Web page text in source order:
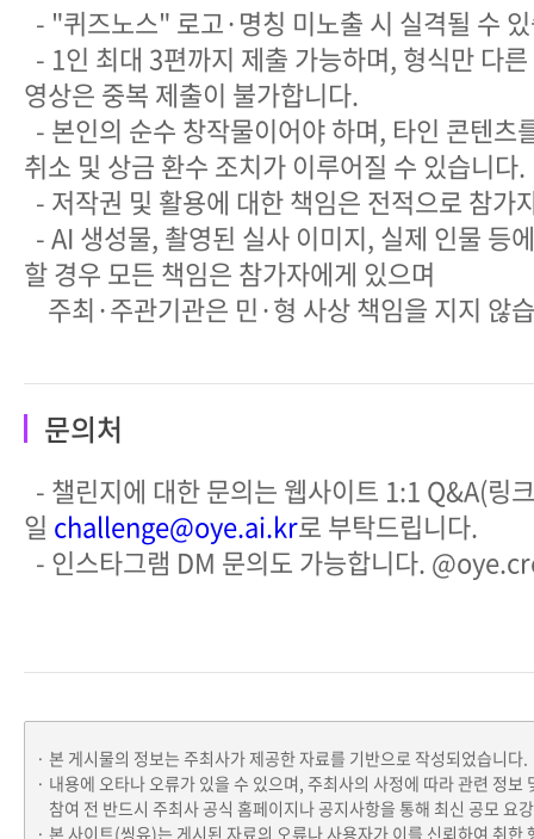
- "퀴즈노스" 로고·명칭 미노출 시 실격될 수
- 1인 최대 3편까지 제출 가능하며, 형식만 다
영상은 중복 제출이 불가합니다.
- 본인의 순수 창작물이어야 하며, 타인 콘텐츠
취소 및 상금 환수 조치가 이루어질 수 있습니다.
- 저작권 및 활용에 대한 책임은 전적으로 참가
- AI 생성물, 촬영된 실사 이미지, 실제 인물 등
할 경우 모든 책임은 참가자에게 있으며
주최·주관기관은 민·형 사상 책임을 지지 않
문의처
- 챌린지에 대한 문의는 웹사이트 1:1 Q&A(링
일 challenge@oye.ai.kr로 부탁드립니다.
- 인스타그램 DM 문의도 가능합니다.
본 게시물의 정보는 주최사가 제공한 자료를 기반으로 작성되었습니다.
내용에 오타나 오류가 있을 수 있으며, 주최사의 사정에 따라 관련 정보
참여 전 반드시 주최사 공식 홈페이지나 공지사항을 통해 최신 공모 요
본 사이트(씽유)는 게시된 자료의 오류나 사용자가 이를 신뢰하여 취한